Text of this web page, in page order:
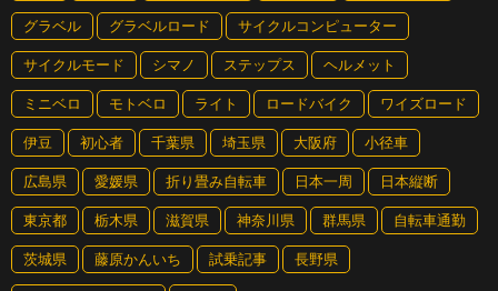
グラベル グラベルロード サイクルコンピューター
サイクルモード シマノ ステップス ヘルメット
ミニベロ モトベロ ライト ロードバイク ワイズロード
伊豆 初心者 千葉県 埼玉県 大阪府 小径車
広島県 愛媛県 折り畳み自転車 日本一周 日本縦断
東京都 栃木県 滋賀県 神奈川県 群馬県 自転車通勤
茨城県 藤原かんいち 試乗記事 長野県